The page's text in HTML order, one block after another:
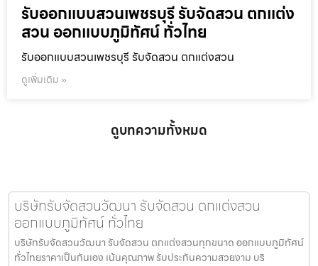
รับออกแบบสวนเพชรบุรี รับจัดสวน ตกแต่ง
สวน ออกแบบภูมิทัศน์ ทั่วไทย
รับออกแบบสวนเพชรบุรี รับจัดสวน ตกแต่งสวน
ดูเพิ่มเติม »
ดูบทความทั้งหมด
บริษัทรับจัดสวนวัฒนา รับจัดสวน ตกแต่งสวน
ออกแบบภูมิทัศน์ ทั่วไทย
บริษัทรับจัดสวนวัฒนา รับจัดสวน ตกแต่งสวนทุกขนาด ออกแบบภูมิทัศน์
ทั่วไทยราคาเป็นกันเอง เน้นคุณภาพ รับประกันความสวยงาม บริ